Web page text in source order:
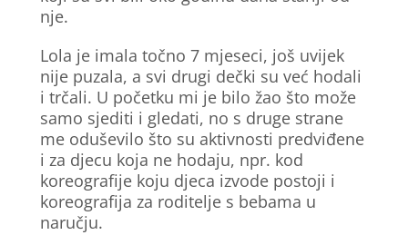
nje.
Lola je imala točno 7 mjeseci, još uvijek
nije puzala, a svi drugi dečki su već hodali
i trčali. U početku mi je bilo žao što može
samo sjediti i gledati, no s druge strane
me oduševilo što su aktivnosti predviđene
i za djecu koja ne hodaju, npr. kod
koreografije koju djeca izvode postoji i
koreografija za roditelje s bebama u
naručju.